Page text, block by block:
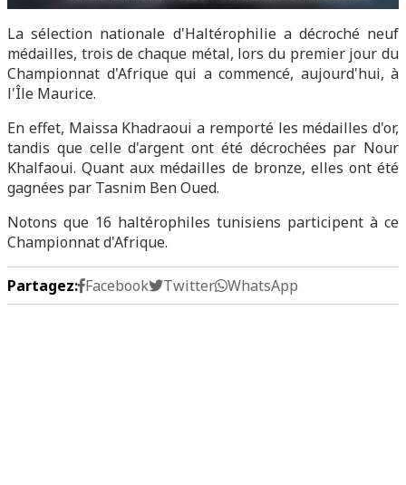
La sélection nationale d'Haltérophilie a décroché neuf
médailles, trois de chaque métal, lors du premier jour du
Championnat d'Afrique qui a commencé, aujourd'hui, à
l'Île Maurice.
En effet, Maissa Khadraoui a remporté les médailles d'or,
tandis que celle d'argent ont été décrochées par Nour
Khalfaoui. Quant aux médailles de bronze, elles ont été
gagnées par Tasnim Ben Oued.
Notons que 16 haltérophiles tunisiens participent à ce
Championnat d'Afrique.
Partagez: Facebook Twitter WhatsApp